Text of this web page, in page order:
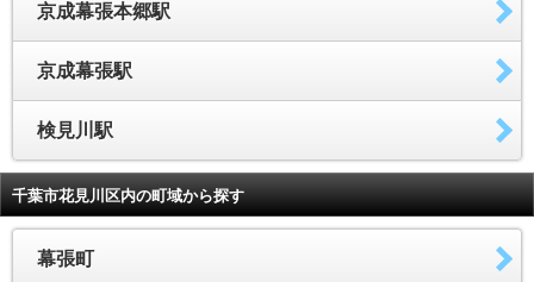
京成幕張本郷駅
京成幕張駅
検見川駅
千葉市花見川区内の町域から探す
幕張町